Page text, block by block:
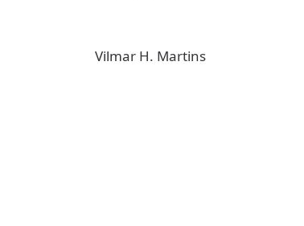
Vilmar H. Martins